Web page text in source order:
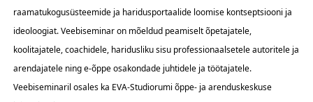
raamatukogusüsteemide ja haridusportaalide loomise kontseptsiooni ja
ideoloogiat. Veebiseminar on mõeldud peamiselt õpetajatele,
koolitajatele, coachidele, haridusliku sisu professionaalsetele autoritele ja
arendajatele ning e-õppe osakondade juhtidele ja töötajatele.
Veebiseminaril osales ka EVA-Studiorumi õppe- ja arenduskeskuse